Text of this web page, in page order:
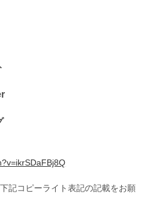
記コピーライト表記の記載をお願